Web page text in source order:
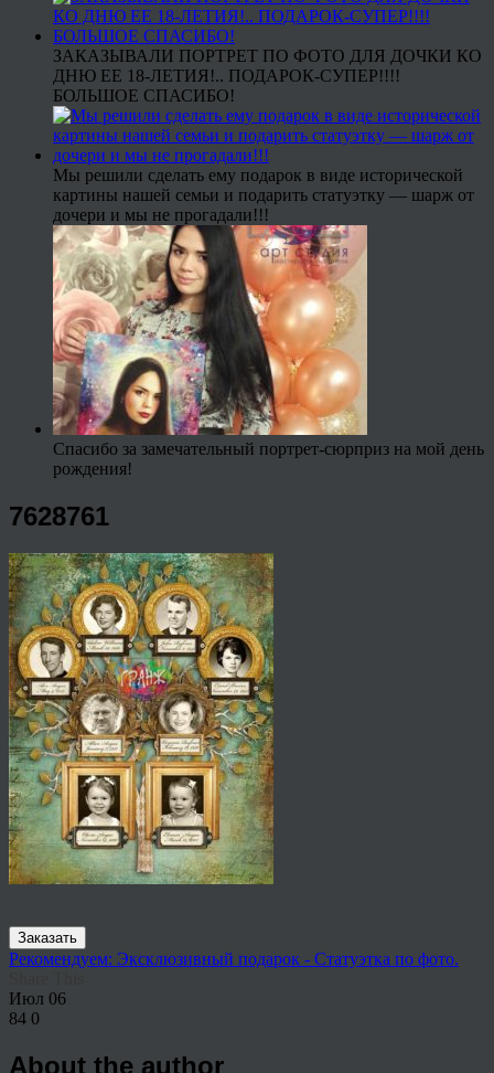
ЗАКАЗЫВАЛИ ПОРТРЕТ ПО ФОТО ДЛЯ ДОЧКИ КО
ДНЮ ЕЕ 18-ЛЕТИЯ!.. ПОДАРОК-СУПЕР!!!!
БОЛЬШОЕ СПАСИБО!
Мы решили сделать ему подарок в виде исторической
картины нашей семьи и подарить статуэтку — шарж от
дочери и мы не прогадали!!!
Спасибо за замечательный портрет-сюрприз на мой день
рождения!
7628761
Заказать
Рекомендуем: Эксклюзивный подарок - Статуэтка по фото.
Июл 06
84 0
About the author